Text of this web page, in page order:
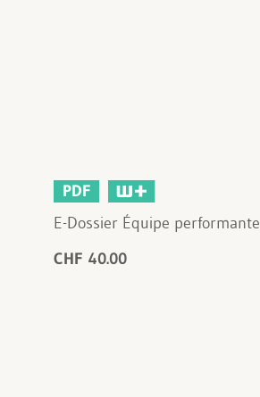
PDF
E-Dossier Équipe performante
CHF 40.00